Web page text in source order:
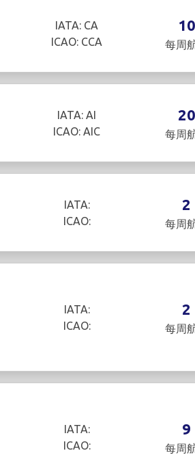
IATA: CA
ICAO: CCA
10
每周
IATA: AI
ICAO: AIC
20
每周
IATA:
ICAO:
2
每周
IATA:
ICAO:
2
每周
IATA:
ICAO:
9
每周